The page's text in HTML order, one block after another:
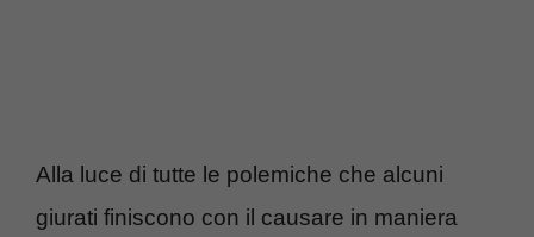
Alla luce di tutte le polemiche che alcuni
giurati finiscono con il causare in maniera